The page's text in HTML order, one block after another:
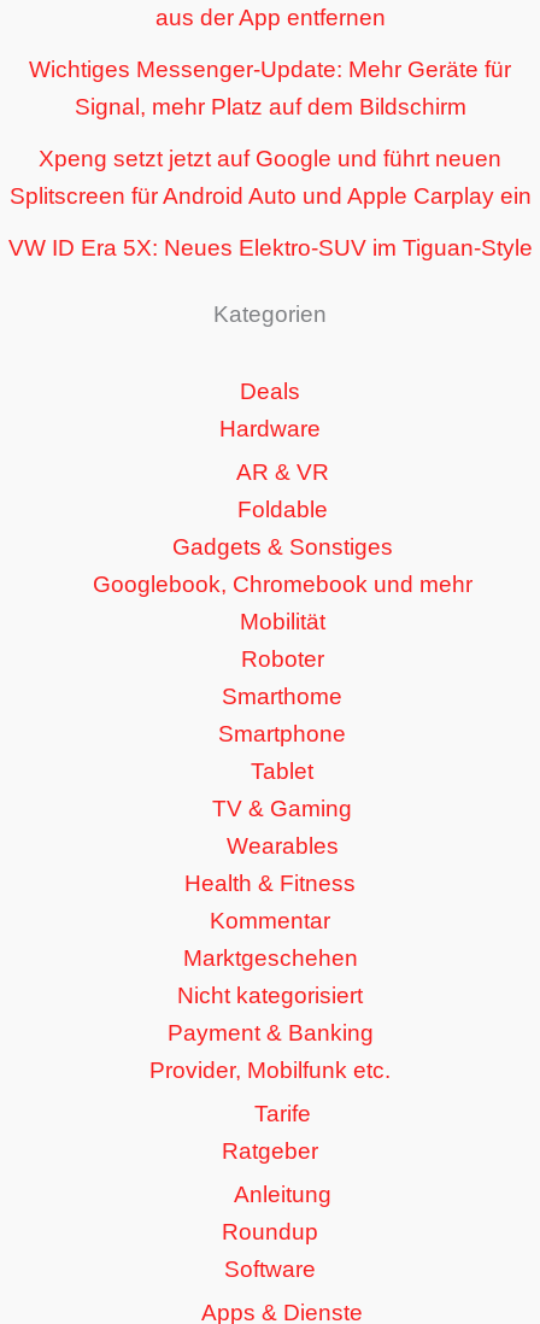
aus der App entfernen
Wichtiges Messenger-Update: Mehr Geräte für
Signal, mehr Platz auf dem Bildschirm
Xpeng setzt jetzt auf Google und führt neuen
Splitscreen für Android Auto und Apple Carplay ein
VW ID Era 5X: Neues Elektro-SUV im Tiguan-Style
Kategorien
Deals
Hardware
AR & VR
Foldable
Gadgets & Sonstiges
Googlebook, Chromebook und mehr
Mobilität
Roboter
Smarthome
Smartphone
Tablet
TV & Gaming
Wearables
Health & Fitness
Kommentar
Marktgeschehen
Nicht kategorisiert
Payment & Banking
Provider, Mobilfunk etc.
Tarife
Ratgeber
Anleitung
Roundup
Software
Apps & Dienste